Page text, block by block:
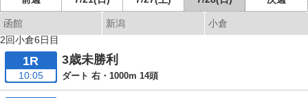
函館 新潟
小倉
2回小倉6日目
1R
10:05
3歳未勝利
ダート 右・1000m 14頭